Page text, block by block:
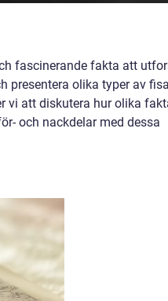
fascinerande fakta att
presentera olika typer av
vi att diskutera hur olika
och nackdelar med dessa